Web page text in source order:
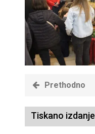
Prethodno
Tiskano izdanje